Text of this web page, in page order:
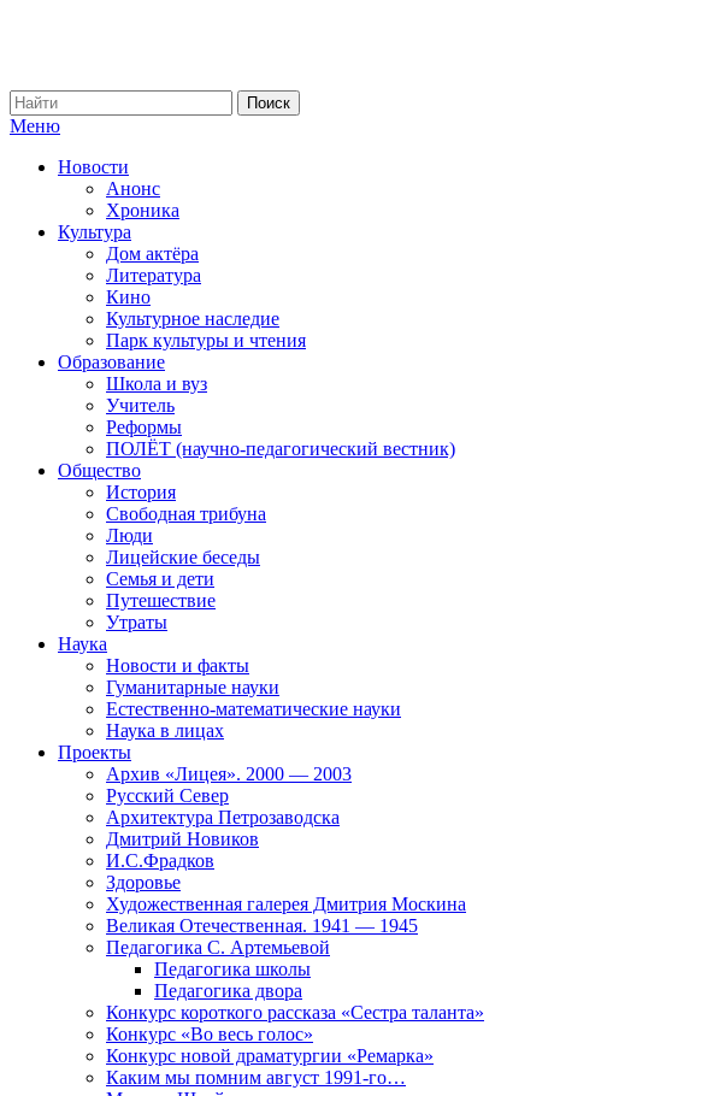
Меню
Новости
Анонс
Хроника
Культура
Дом актёра
Литература
Кино
Культурное наследие
Парк культуры и чтения
Образование
Школа и вуз
Учитель
Реформы
ПОЛЁТ (научно-педагогический вестник)
Общество
История
Свободная трибуна
Люди
Лицейские беседы
Семья и дети
Путешествие
Утраты
Наука
Новости и факты
Гуманитарные науки
Естественно-математические науки
Наука в лицах
Проекты
Архив «Лицея». 2000 — 2003
Русский Север
Архитектура Петрозаводска
Дмитрий Новиков
И.С.Фрадков
Здоровье
Художественная галерея Дмитрия Москина
Великая Отечественная. 1941 — 1945
Педагогика С. Артемьевой
Педагогика школы
Педагогика двора
Конкурс короткого рассказа «Сестра таланта»
Конкурс «Во весь голос»
Конкурс новой драматургии «Ремарка»
Каким мы помним август 1991-го…